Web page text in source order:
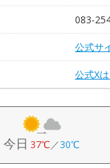
083-
公式サ
公式X
今日 37℃／30℃